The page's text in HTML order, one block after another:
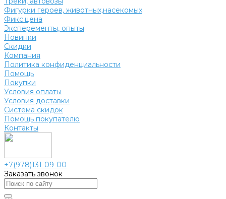
Фигурки героев, животных,насекомых
Фикс.цена
Эксперементы, опыты
Новинки
Скидки
Компания
Политика конфиденциальности
Помощь
Покупки
Условия оплаты
Условия доставки
Система скидок
Помощь покупателю
Контакты
+7(978)131-09-00
Заказать звонок